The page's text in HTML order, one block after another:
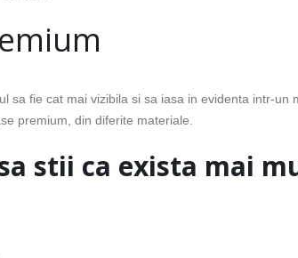
sa fie cat mai vizibila si sa iasa in evidenta intr-
premium, din diferite materiale.
stii ca exista mai